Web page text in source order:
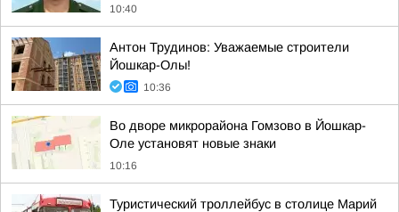
10:40
Антон Трудинов: Уважаемые строители
Йошкар-Олы!
10:36
Во дворе микрорайона Гомзово в Йошкар-
Оле установят новые знаки
10:16
Туристический троллейбус в столице Марий